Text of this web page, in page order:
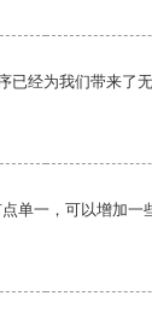
已经为我们带来了
单一，可以增加一